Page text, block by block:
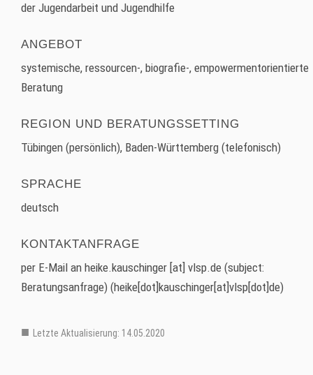
der Jugendarbeit und Jugendhilfe
ANGEBOT
systemische, ressourcen-, biografie-, empowermentorientierte
Beratung
REGION UND BERATUNGSSETTING
Tübingen (persönlich), Baden-Württemberg (telefonisch)
SPRACHE
deutsch
KONTAKTANFRAGE
per E-Mail an heike.kauschinger [at] vlsp.de (subject:
Beratungsanfrage) (heike[dot]kauschinger[at]vlsp[dot]de)
Letzte Aktualisierung: 14.05.2020